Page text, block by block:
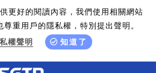
更好的閱讀內容，我們使用相關網站
重用戶的隱私權，特別提出聲明。
權聲明
知道了